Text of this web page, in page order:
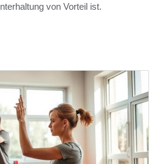
von Vorteil ist.